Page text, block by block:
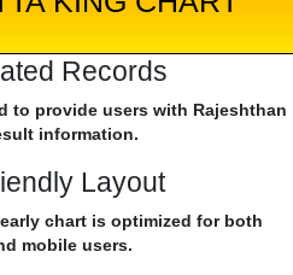
Records
to provide users with Rajeshthan
information.
Layout
chart is optimized for both
mobile users.